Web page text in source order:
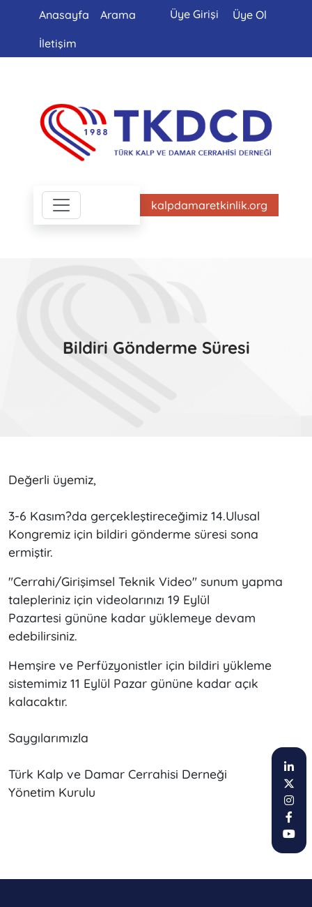
Anasayfa Arama Üye Girişi Üye Ol
İletişim
kalpdamaretkinlik.org
Bildiri Gönderme Süresi
Değerli üyemiz,
3-6 Kasım?da gerçekleştireceğimiz 14.Ulusal
Kongremiz için bildiri gönderme süresi sona
ermiştir.
"Cerrahi/Girişimsel Teknik Video" sunum yapma
talepleriniz için videolarınızı 19 Eylül
Pazartesi gününe kadar yüklemeye devam
edebilirsiniz.
Hemşire ve Perfüzyonistler için bildiri yükleme
sistemimiz 11 Eylül Pazar gününe kadar açık
kalacaktır.
Saygılarımızla
Türk Kalp ve Damar Cerrahisi Derneği
Yönetim Kurulu